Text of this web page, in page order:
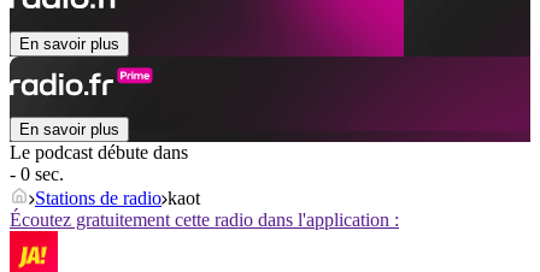
En savoir plus
En savoir plus
Le podcast débute dans
- 0 sec.
Stations de radio kaot
Écoutez gratuitement cette radio dans l'application :